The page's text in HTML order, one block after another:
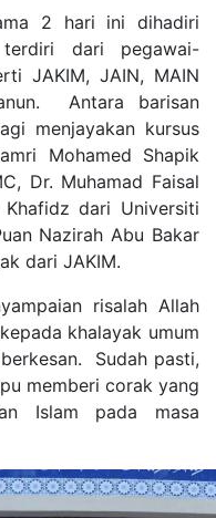
2 hari ini dihadiri
dari pegawai-
JAKIM, JAIN, MAIN
Antara barisan
menjayakan kursus
Mohamed Shapik
Dr. Muhamad Faisal
dari Universiti
Nazirah Abu Bakar
dari JAKIM.
risalah Allah
khalayak umum
Sudah pasti,
memberi corak yang
Islam pada masa